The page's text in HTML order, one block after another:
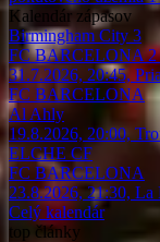
Kalendár zápasov
Birmingham City 3
FC BARCELONA 2
31.7.2026, 20:45,
FC BARCELONA
Al Ahly
19.8.2026, 20:00,
ELCHE CF
FC BARCELONA
23.8.2026, 21:30,
Celý kalendár
top články